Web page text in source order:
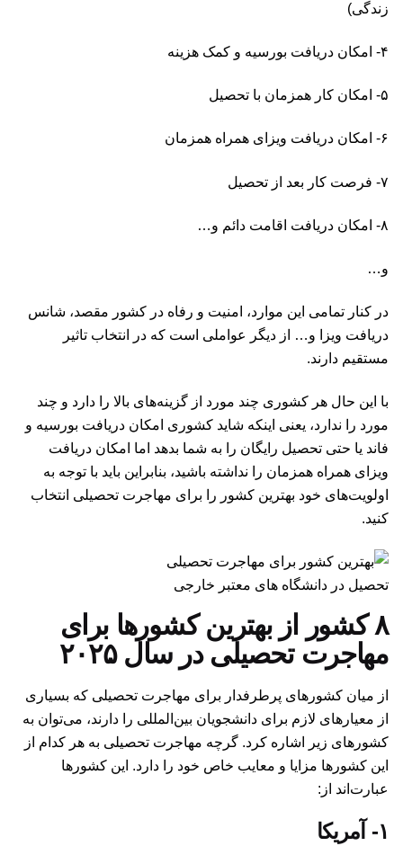
زندگی)
۴- امکان دریافت بورسیه و کمک هزینه
۵- امکان کار همزمان با تحصیل
۶- امکان دریافت ویزای همراه همزمان
۷- فرصت کار بعد از تحصیل
۸- امکان دریافت اقامت دائم و…
و…
در کنار تمامی این موارد، امنیت و رفاه در کشور مقصد، شانس
دریافت ویزا و… از دیگر عواملی است که در انتخاب تاثیر
مستقیم دارند.
با این حال هر کشوری چند مورد از گزینه‌های بالا را دارد و چند
مورد را ندارد، یعنی اینکه شاید کشوری امکان دریافت بورسیه و
فاند یا حتی تحصیل رایگان را به شما بدهد اما امکان دریافت
ویزای همراه همزمان را نداشته باشید، بنابراین باید با توجه به
اولویت‌های خود بهترین کشور را برای مهاجرت تحصیلی انتخاب
کنید.
تحصیل در دانشگاه های معتبر خارجی
۸ کشور از بهترین کشورها برای
مهاجرت تحصیلی در سال ۲۰۲۵
از میان کشورهای پرطرفدار برای مهاجرت تحصیلی که بسیاری
از معیارهای لازم برای دانشجویان بین‌المللی را دارند، می‌توان به
کشورهای زیر اشاره کرد. گرچه مهاجرت تحصیلی به هر کدام از
این کشورها مزایا و معایب خاص خود را دارد. این کشورها
عبارت‌اند از:
۱- آمریکا